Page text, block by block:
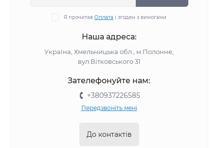
Я прочитав Оплата і згоден з вимогами
Наша адреса:
Україна, Хмельницька обл., м.Полонне,
вул.Вітковського 31
Зателефонуйте нам:
+380937226585
Передзвоніть мені
До контактів